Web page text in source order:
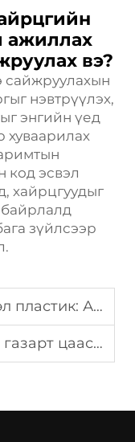
ажиллах
вэ?
сайжруулахын
нэвтрүүлэх,
энгийн үед
хуваарилах
код эсвэл
хайрцгуудыг
зүйлсээр
хамгаалахад илүү сайн вэ?
ашиглах санаатай аргууд